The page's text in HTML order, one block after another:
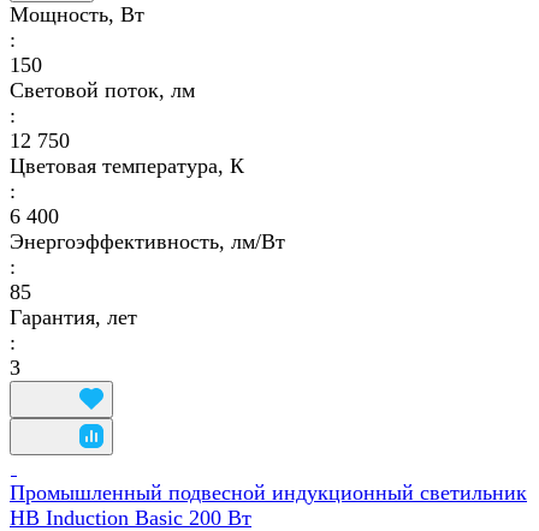
Мощность, Вт
:
150
Световой поток, лм
:
12 750
Цветовая температура, К
:
6 400
Энергоэффективность, лм/Вт
:
85
Гарантия, лет
:
3
Промышленный подвесной индукционный светильник
HB Induction Basic 200 Вт